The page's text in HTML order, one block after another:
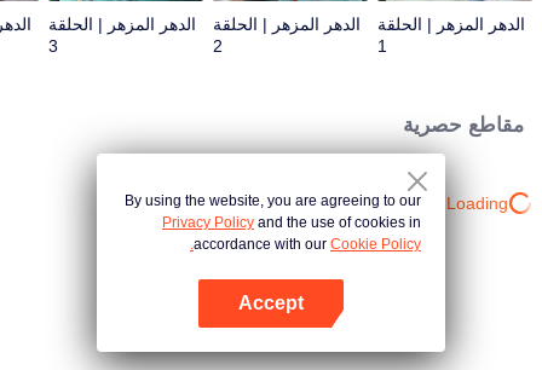
الدهر المزهر | الحلقة
1
الدهر المزهر | الحلقة
2
الدهر المزهر | الحلقة
3
مقاطع حصرية
Loading…
By using the website, you are agreeing to our
Privacy Policy and the use of cookies in
accordance with our Cookie Policy.
Accept